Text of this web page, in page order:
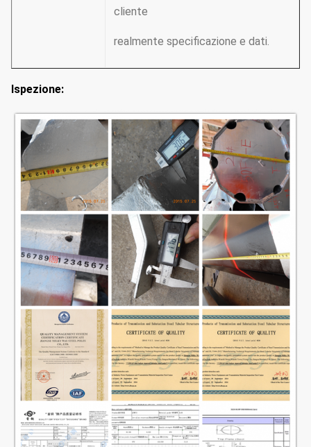
cliente
realmente specificazione e dati.
Ispezione: